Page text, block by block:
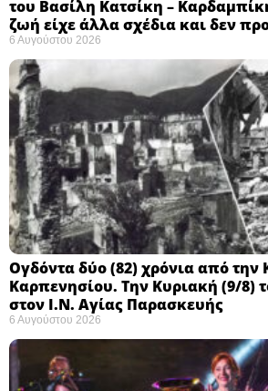
του Βασίλη Κατσίκη –
ζωή είχε άλλα σχέδια και δεν
6 Αυγούστου 2026
Ογδόντα δύο (82) χρόνια από την
Καρπενησίου. Την Κυριακή (9/8)
στον Ι.Ν. Αγίας Παρασκευής
6 Αυγούστου 2026